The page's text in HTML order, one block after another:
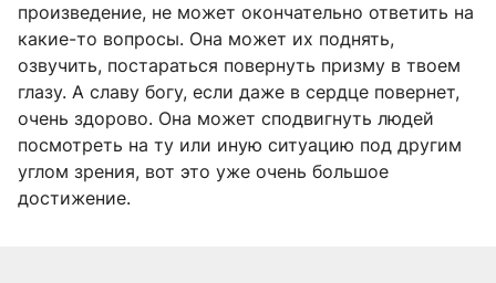
произведение, не может окончательно ответить на
какие-то вопросы. Она может их поднять,
озвучить, постараться повернуть призму в твоем
глазу. А славу богу, если даже в сердце повернет,
очень здорово. Она может сподвигнуть людей
посмотреть на ту или иную ситуацию под другим
углом зрения, вот это уже очень большое
достижение.